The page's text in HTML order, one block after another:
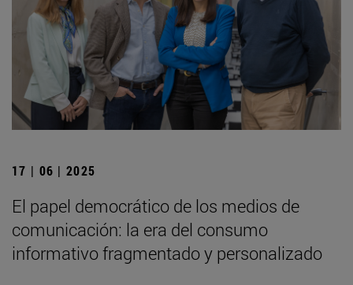
17 | 06 | 2025
El papel democrático de los medios de
comunicación: la era del consumo
informativo fragmentado y personalizado